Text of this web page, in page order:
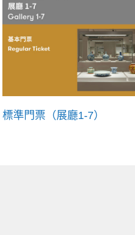
標準門票（展廳1-7）